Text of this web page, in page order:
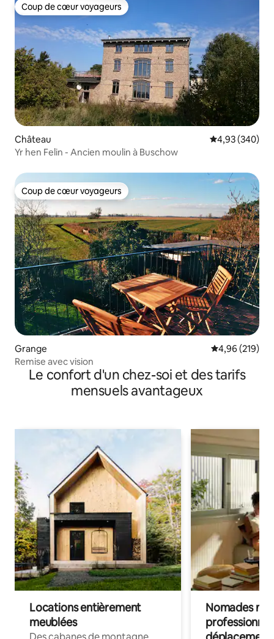
Coup de cœur voyageurs
Coup de cœur voyageurs
Château Évaluation
4,93 (340)
Yr hen Felin - Ancien moulin à Buschow
Coup de cœur voyageurs
Coup de cœur voyageurs
Grange Évaluation
4,96 (219)
Remise avec vision
Le confort d'un chez-soi et des tarifs
mensuels avantageux
Locations entièrement
meublées
Nomades